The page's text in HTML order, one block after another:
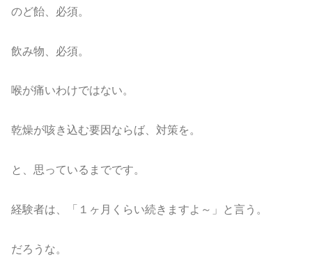
のど飴、必須。
飲み物、必須。
喉が痛いわけではない。
乾燥が咳き込む要因ならば、対策を。
と、思っているまでです。
経験者は、「１ヶ月くらい続きますよ～」と言う。
だろうな。